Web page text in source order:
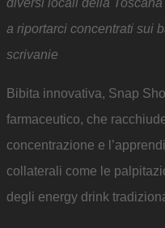
diversi locali della
a riportarci concentrati sui
scrivanie
Bibita innovativa, Snap
farmaceutico, che
concentrazione e
collaterali come le
degli energy drink